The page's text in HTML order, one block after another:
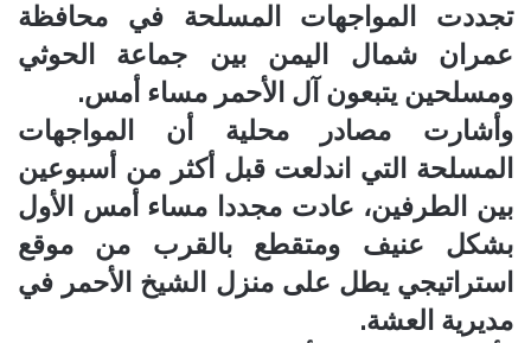
تجددت المواجهات المسلحة في محافظة
عمران شمال اليمن بين جماعة الحوثي
ومسلحين يتبعون آل الأحمر مساء أمس.
وأشارت مصادر محلية أن المواجهات
المسلحة التي اندلعت قبل أكثر من أسبوعين
بين الطرفين، عادت مجددا مساء أمس الأول
بشكل عنيف ومتقطع بالقرب من موقع
استراتيجي يطل على منزل الشيخ الأحمر في
مديرية العشة.